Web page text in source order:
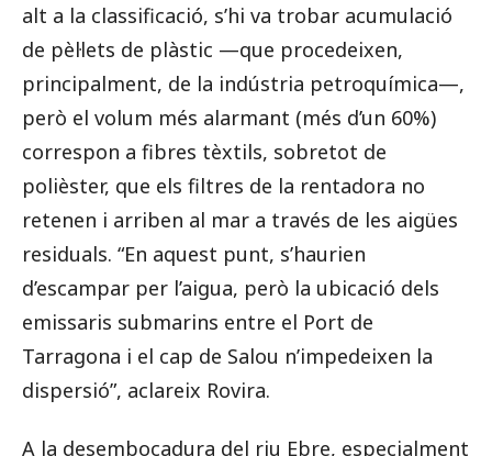
alt a la classificació, s’hi va trobar acumulació
de pèl·lets de plàstic —que procedeixen,
principalment, de la indústria petroquímica—,
però el volum més alarmant (més d’un 60%)
correspon a fibres tèxtils, sobretot de
polièster, que els filtres de la rentadora no
retenen i arriben al mar a través de les aigües
residuals. “En aquest punt, s’haurien
d’escampar per l’aigua, però la ubicació dels
emissaris submarins entre el Port de
Tarragona i el cap de Salou n’impedeixen la
dispersió”, aclareix Rovira.
A la desembocadura del riu Ebre, especialment